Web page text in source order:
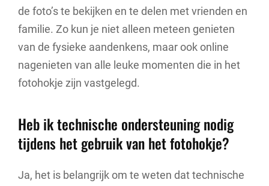
de foto’s te bekijken en te delen met vrienden en
familie. Zo kun je niet alleen meteen genieten
van de fysieke aandenkens, maar ook online
nagenieten van alle leuke momenten die in het
fotohokje zijn vastgelegd.
Heb ik technische ondersteuning nodig
tijdens het gebruik van het fotohokje?
Ja, het is belangrijk om te weten dat technische